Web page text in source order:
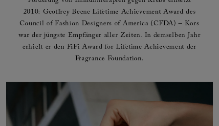
2010: Geoffrey Beene Lifetime Achievement Award des
Council of Fashion Designers of America (CFDA) – Kors
war der jüngste Empfänger aller Zeiten. In demselben Jahr
erhielt er den FiFi Award for Lifetime Achievement der
Fragrance Foundation.